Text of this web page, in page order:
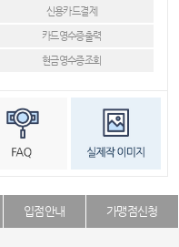
신용카드결제
카드영수증출력
현금영수증조회
입점안내 가맹점신청